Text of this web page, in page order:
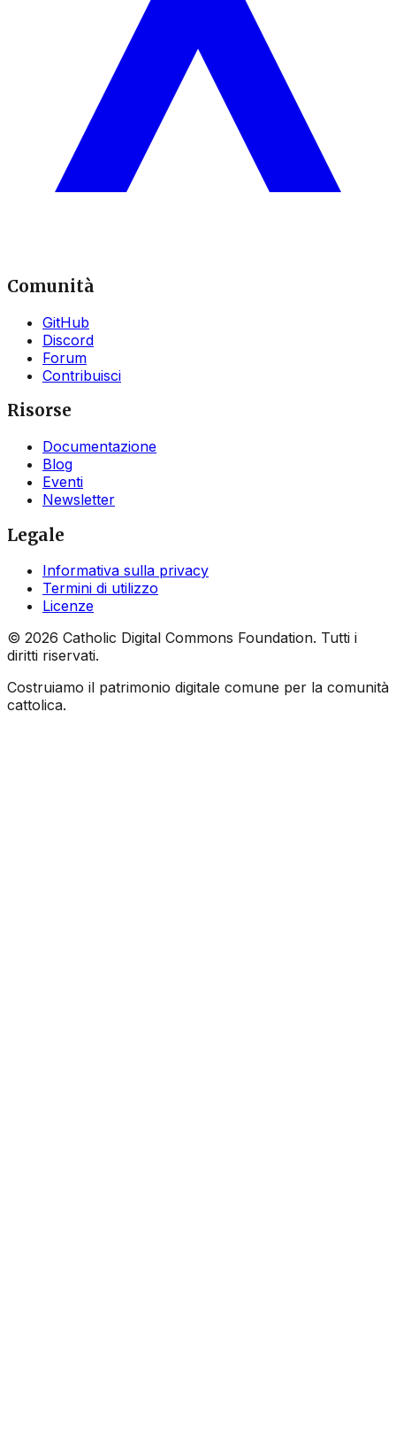
Comunità
GitHub
Discord
Forum
Contribuisci
Risorse
Documentazione
Blog
Eventi
Newsletter
Legale
Informativa sulla privacy
Termini di utilizzo
Licenze
© 2026 Catholic Digital Commons Foundation. Tutti i
diritti riservati.
Costruiamo il patrimonio digitale comune per la comunità
cattolica.